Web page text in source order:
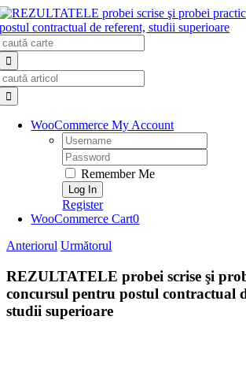
Skip
to
content
WooCommerce My Account
Username:
Password:
Remember Me
Register
WooCommerce Cart0
Anteriorul Următorul
REZULTATELE probei scrise şi
concursul pentru postul contractual
studii superioare